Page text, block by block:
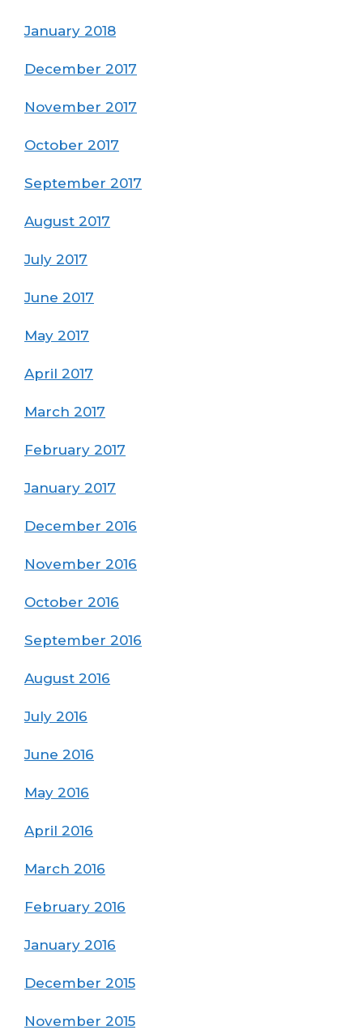
January 2018
December 2017
November 2017
October 2017
September 2017
August 2017
July 2017
June 2017
May 2017
April 2017
March 2017
February 2017
January 2017
December 2016
November 2016
October 2016
September 2016
August 2016
July 2016
June 2016
May 2016
April 2016
March 2016
February 2016
January 2016
December 2015
November 2015